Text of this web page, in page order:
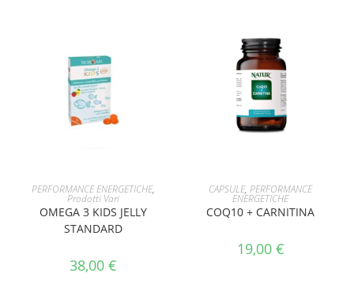
AGGIUNGI AL CARRELLO
PERFORMANCE ENERGETICHE,
Prodotti Vari
OMEGA 3 KIDS JELLY
STANDARD
38,00€
AGGIUNGI AL CARRELLO
CAPSULE,PERFORMANCE
ENERGETICHE
COQ10 + CARNITINA
19,00 €